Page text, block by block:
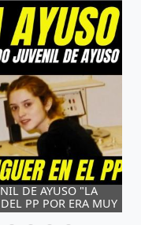
DE AYUSO "LA
PP POR ERA MUY